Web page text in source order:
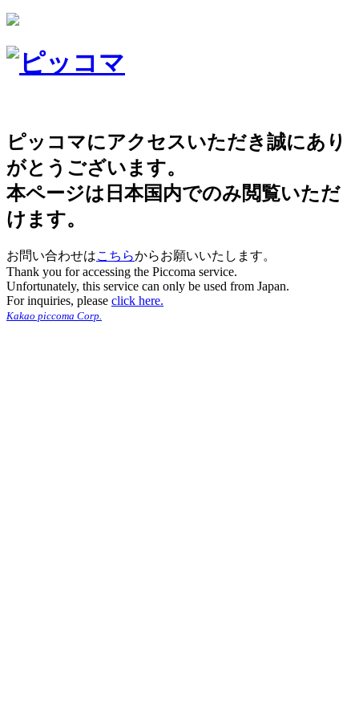
ピッコマにアクセスいただき誠にあり
がとうございます。
本ページは日本国内でのみ閲覧いただ
けます。
お問い合わせはこちらからお願いいたします。
Thank you for accessing the Piccoma service.
Unfortunately, this service can only be used from Japan.
For inquiries, please click here.
Kakao piccoma Corp.